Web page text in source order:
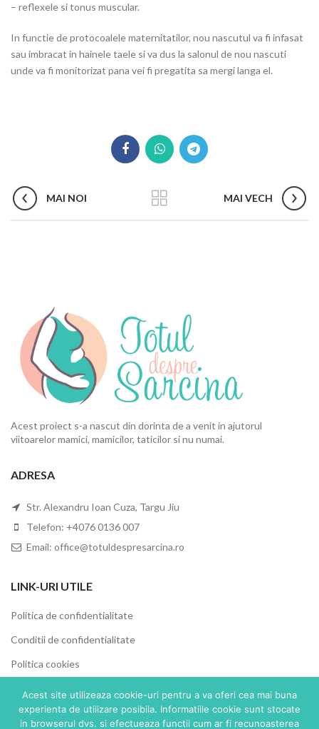
– reflexele si tonus muscular.
In functie de protocoalele maternitatilor, nou nascutul va fi infasat
sau imbracat in hainele taele si va dus la salonul de nou nascuti
unde va fi monitorizat pana vei fi pregatita sa mergi langa el.
MAI NOI MAI VECH
Acest proiect s-a nascut din dorinta de a venit in ajutorul
viitoarelor mamici, mamicilor, taticilor si nu numai.
ADRESA
Str. Alexandru Ioan Cuza, Targu Jiu
Telefon: +4076 0136 007
Email: office@totuldespresarcina.ro
LINK-URI UTILE
Politica de confidentialitate
Conditii de confidentialitate
Politica cookies
SOL
Acest site utilizeaza cookie-uri pentru a va oferi cea mai buna
experienta de utilizare posibila. Informatiile cookie sunt stocate
in browserul dvs. si efectueaza functii cum ar fi recunoasterea